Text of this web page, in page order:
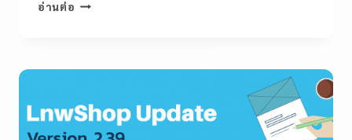
อ่านต่อ